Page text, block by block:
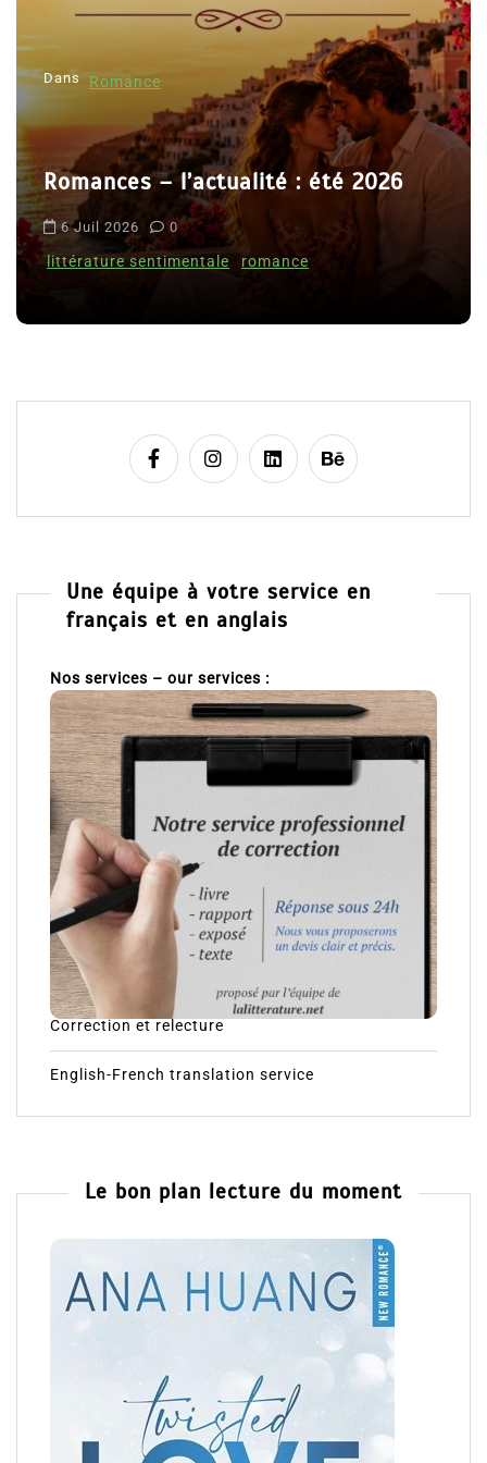
l
’
a
r
t
i
c
e
Dans Romance
Romances – l’actualité : été 2026
6 Juil 2026 0
littérature sentimentale romance
Une équipe à votre service en
français et en anglais
Nos services – our services :
Correction et relecture
English-French translation service
Le bon plan lecture du moment